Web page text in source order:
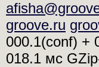
groove.ru
000.1(conf) +
018.1 мс